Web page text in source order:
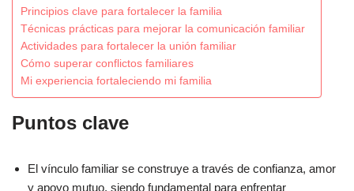
Principios clave para fortalecer la familia
Técnicas prácticas para mejorar la comunicación familiar
Actividades para fortalecer la unión familiar
Cómo superar conflictos familiares
Mi experiencia fortaleciendo mi familia
Puntos clave
El vínculo familiar se construye a través de confianza, amor
y apoyo mutuo, siendo fundamental para enfrentar